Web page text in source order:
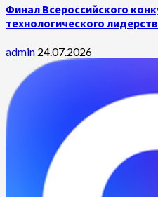
Финал Всероссийского
технологического
admin 24.07.2026